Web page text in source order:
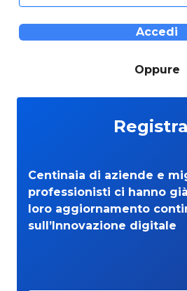
Accedi
Oppure
Centinaia di aziende e
professionisti ci hanno
loro aggiornamento
sull’Innovazione digitale